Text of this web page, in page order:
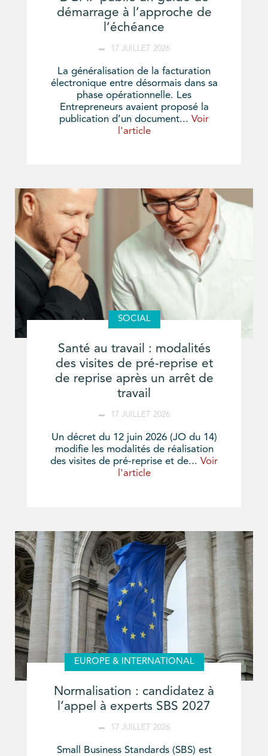
démarrage à l’approche de
l’échéance
17 JUILLET 2026
La généralisation de la facturation
électronique entre désormais dans sa
phase opérationnelle. Les
Entrepreneurs avaient proposé la
publication d’un document... Voir
l'article
SOCIAL
Santé au travail : modalités
des visites de pré-reprise et
de reprise après un arrêt de
travail
17 JUILLET 2026
Un décret du 12 juin 2026 (JO du 14)
modifie les modalités de réalisation
des visites de pré-reprise et de... Voir
l'article
EUROPE & INTERNATIONAL
Normalisation : candidatez à
l’appel à experts SBS 2027
17 JUILLET 2026
Small Business Standards (SBS) est